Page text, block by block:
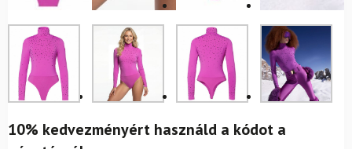
10% kedvezményért használd a kódot a